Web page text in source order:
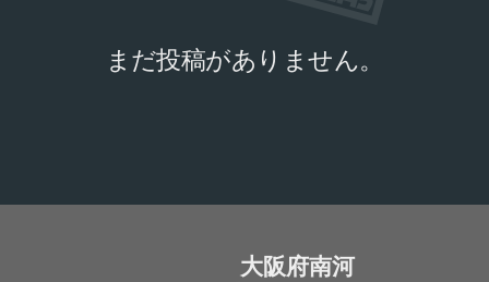
まだ投稿がありません。
大阪府南河